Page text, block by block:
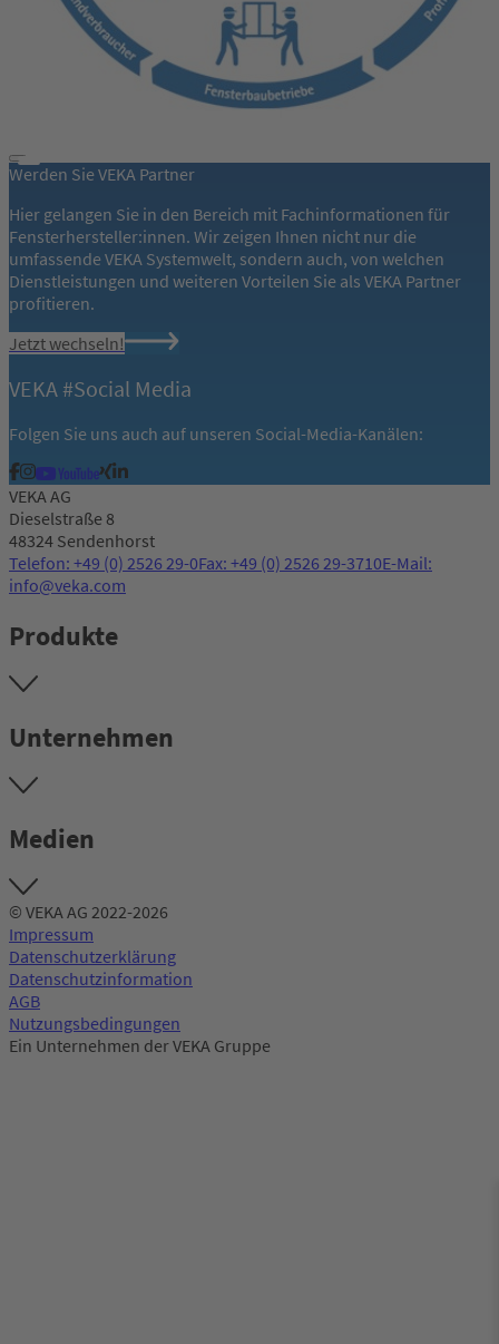
Werden Sie VEKA Partner
Hier gelangen Sie in den Bereich mit Fachinformationen für
Fensterhersteller:innen. Wir zeigen Ihnen nicht nur die
umfassende VEKA Systemwelt, sondern auch, von welchen
Dienstleistungen und weiteren Vorteilen Sie als VEKA Partner
profitieren.
Jetzt wechseln!
VEKA #Social Media
Folgen Sie uns auch auf unseren Social-Media-Kanälen:
VEKA AG
Dieselstraße 8
48324 Sendenhorst
Telefon: +49 (0) 2526 29-0Fax: +49 (0) 2526 29-3710E-Mail:
info@veka.com
Produkte
Unternehmen
Medien
© VEKA AG 2022-2026
Impressum
Datenschutzerklärung
Datenschutzinformation
AGB
Nutzungsbedingungen
Ein Unternehmen der VEKA Gruppe